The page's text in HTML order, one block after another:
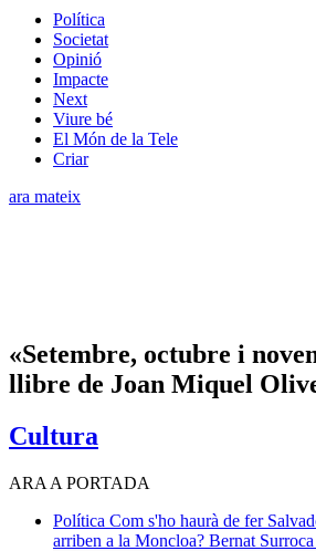
Política
Societat
Opinió
Impacte
Next
Viure bé
El Món de la Tele
Criar
ara mateix
«Setembre, octubre i
llibre de Joan Miquel
Cultura
ARA A PORTADA
Política Com s'ho haurà de fer
arriben a la Moncloa? Bernat